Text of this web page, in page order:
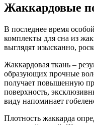
Жаккардовые
В последнее время
комплекты для сна из
выглядят изысканно,
Жаккардовая ткань –
образующих прочные
получает повышенную
поверхность,
виду напоминает
Плотность жаккарда